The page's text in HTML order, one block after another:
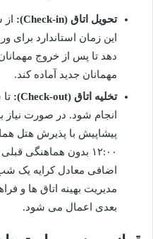
تحویل اتاق (Check-in):
این زمان استاندارد برای
دهد تا پس از خروج
مهمانان جدید آماده کند.
تخلیه اتاق (Check-out):
انجام شود. در صورت نیاز
پیشاپیش با پذیرش هتل
۱۲:۰۰ بدون هماهنگی
اضافی معادل کرایه یک
مدیریت بهینه اتاق ها و
بعدی اعمال می شود.